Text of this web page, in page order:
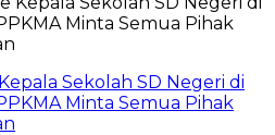
Sekolah SD Negeri di
Minta Semua Pihak